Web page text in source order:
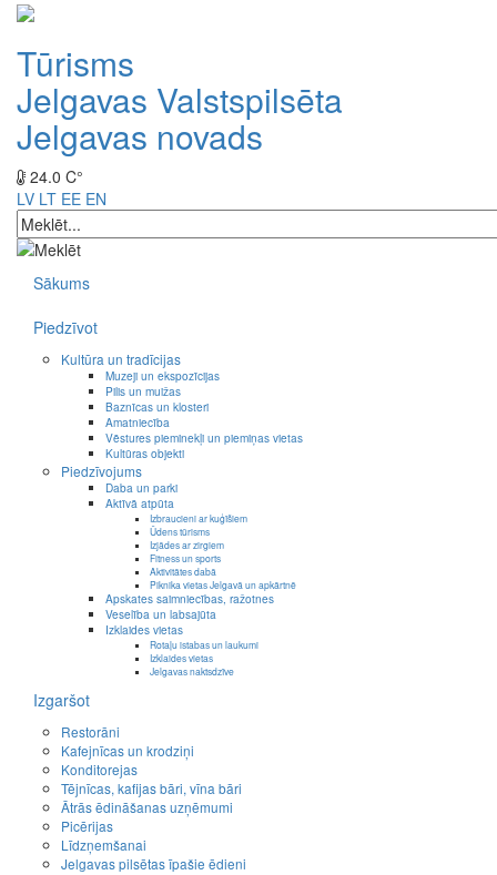
Tūrisms
Jelgavas Valstspilsēta
Jelgavas novads
24.0 C°
LV LT EE EN
Sākums
Piedzīvot
Kultūra un tradīcijas
Muzeji un ekspozīcijas
Pilis un muižas
Baznīcas un klosteri
Amatniecība
Vēstures pieminekļi un piemiņas vietas
Kultūras objekti
Piedzīvojums
Daba un parki
Aktīvā atpūta
Izbraucieni ar kuģīšiem
Ūdens tūrisms
Izjādes ar zirgiem
Fitness un sports
Aktivitātes dabā
Piknika vietas Jelgavā un apkārtnē
Apskates saimniecības, ražotnes
Veselība un labsajūta
Izklaides vietas
Rotaļu istabas un laukumi
Izklaides vietas
Jelgavas naktsdzīve
Izgaršot
Restorāni
Kafejnīcas un krodziņi
Konditorejas
Tējnīcas, kafijas bāri, vīna bāri
Ātrās ēdināšanas uzņēmumi
Picērijas
Līdzņemšanai
Jelgavas pilsētas īpašie ēdieni